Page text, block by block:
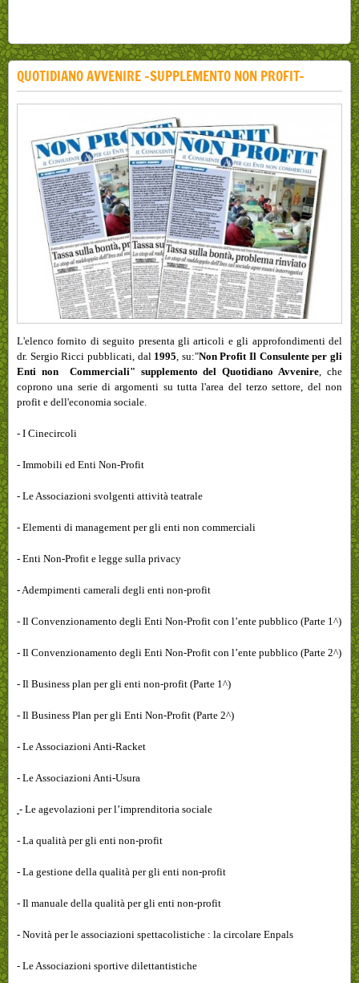
QUOTIDIANO AVVENIRE -SUPPLEMENTO NON PROFIT-
L'elenco fornito di seguito presenta gli articoli e gli approfondimenti del
dr. Sergio Ricci pubblicati, dal 1995, su:"Non Profit Il Consulente per gli
Enti non Commerciali" supplemento del Quotidiano Avvenire, che
coprono una serie di argomenti su tutta l'area del terzo settore, del non
profit e dell'economia sociale.
- I Cinecircoli
- Immobili ed Enti Non-Profit
- Le Associazioni svolgenti attività teatrale
- Elementi di management per gli enti non commerciali
- Enti Non-Profit e legge sulla privacy
- Adempimenti camerali degli enti non-profit
- Il Convenzionamento degli Enti Non-Profit con l’ente pubblico (Parte 1^)
- Il Convenzionamento degli Enti Non-Profit con l’ente pubblico (Parte 2^)
- Il Business plan per gli enti non-profit (Parte 1^)
- Il Business Plan per gli Enti Non-Profit (Parte 2^)
- Le Associazioni Anti-Racket
- Le Associazioni Anti-Usura
- Le agevolazioni per l’imprenditoria sociale
- La qualità per gli enti non-profit
- La gestione della qualità per gli enti non-profit
- Il manuale della qualità per gli enti non-profit
- Novità per le associazioni spettacolistiche : la circolare Enpals
- Le Associazioni sportive dilettantistiche